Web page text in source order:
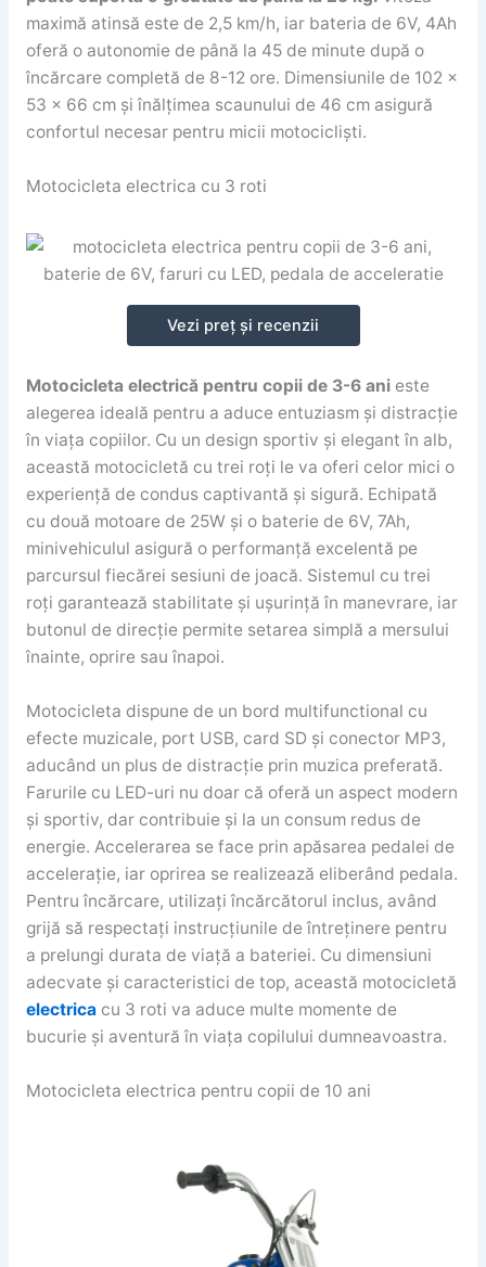
maximă atinsă este de 2,5 km/h, iar bateria de 6V, 4Ah
oferă o autonomie de până la 45 de minute după o
încărcare completă de 8-12 ore. Dimensiunile de 102 x
53 x 66 cm și înălțimea scaunului de 46 cm asigură
confortul necesar pentru micii motocicliști.
Motocicleta electrica cu 3 roti
Vezi preț și recenzii
Motocicleta electrică pentru copii de 3-6 anieste
alegerea ideală pentru a aduce entuziasm și distracție
în viața copiilor. Cu un design sportiv și elegant în alb,
această motocicletă cu trei roți le va oferi celor mici o
experiență de condus captivantă și sigură. Echipată
cu două motoare de 25W și o baterie de 6V, 7Ah,
minivehiculul asigură o performanță excelentă pe
parcursul fiecărei sesiuni de joacă. Sistemul cu trei
roți garantează stabilitate și ușurință în manevrare, iar
butonul de direcție permite setarea simplă a mersului
înainte, oprire sau înapoi.
Motocicleta dispune de un bord multifunctional cu
efecte muzicale, port USB, card SD și conector MP3,
aducând un plus de distracție prin muzica preferată.
Farurile cu LED-uri nu doar că oferă un aspect modern
și sportiv, dar contribuie și la un consum redus de
energie. Accelerarea se face prin apăsarea pedalei de
accelerație, iar oprirea se realizează eliberând pedala.
Pentru încărcare, utilizați încărcătorul inclus, având
grijă să respectați instrucțiunile de întreținere pentru
a prelungi durata de viață a bateriei. Cu dimensiuni
adecvate și caracteristici de top, această motocicletă
electricacu 3 roti va aduce multe momente de
bucurie și aventură în viața copilului dumneavoastra.
Motocicleta electrica pentru copii de 10 ani